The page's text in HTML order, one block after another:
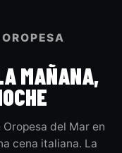
MAÑANA,
del Mar en
cena italiana. La